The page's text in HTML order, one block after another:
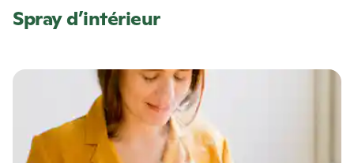
Spray d’intérieur